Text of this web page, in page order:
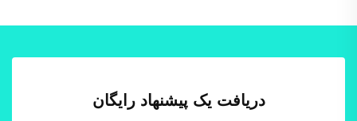
دریافت یک پیشنهاد رایگان